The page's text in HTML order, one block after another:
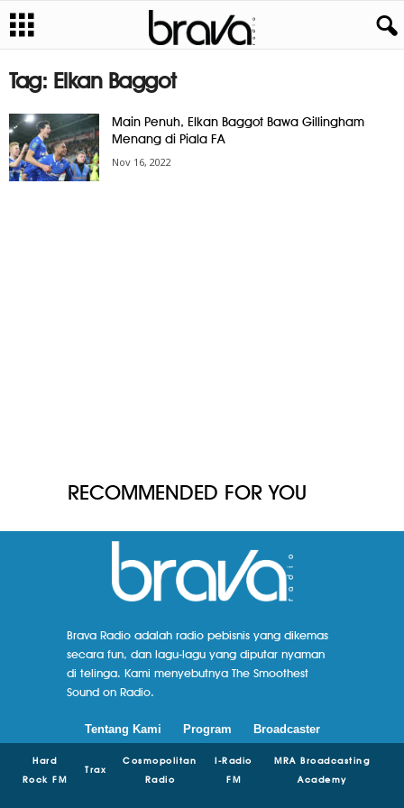
Tag: Elkan Baggot
Main Penuh, Elkan Baggot Bawa Gillingham
Menang di Piala FA
Nov 16, 2022
RECOMMENDED FOR YOU
Brava Radio adalah radio pebisnis yang dikemas
secara fun, dan lagu-lagu yang diputar nyaman
di telinga. Kami menyebutnya The Smoothest
Sound on Radio.
Tentang Kami Program Broadcaster
Hard
Rock FM
Trax
Cosmopolitan
Radio
I-Radio
FM
MRA Broadcasting
Academy